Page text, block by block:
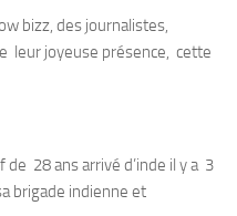
bizz, des journalistes,
leur joyeuse présence, cette
de 28 ans arrivé d’inde il y a 3
brigade indienne et